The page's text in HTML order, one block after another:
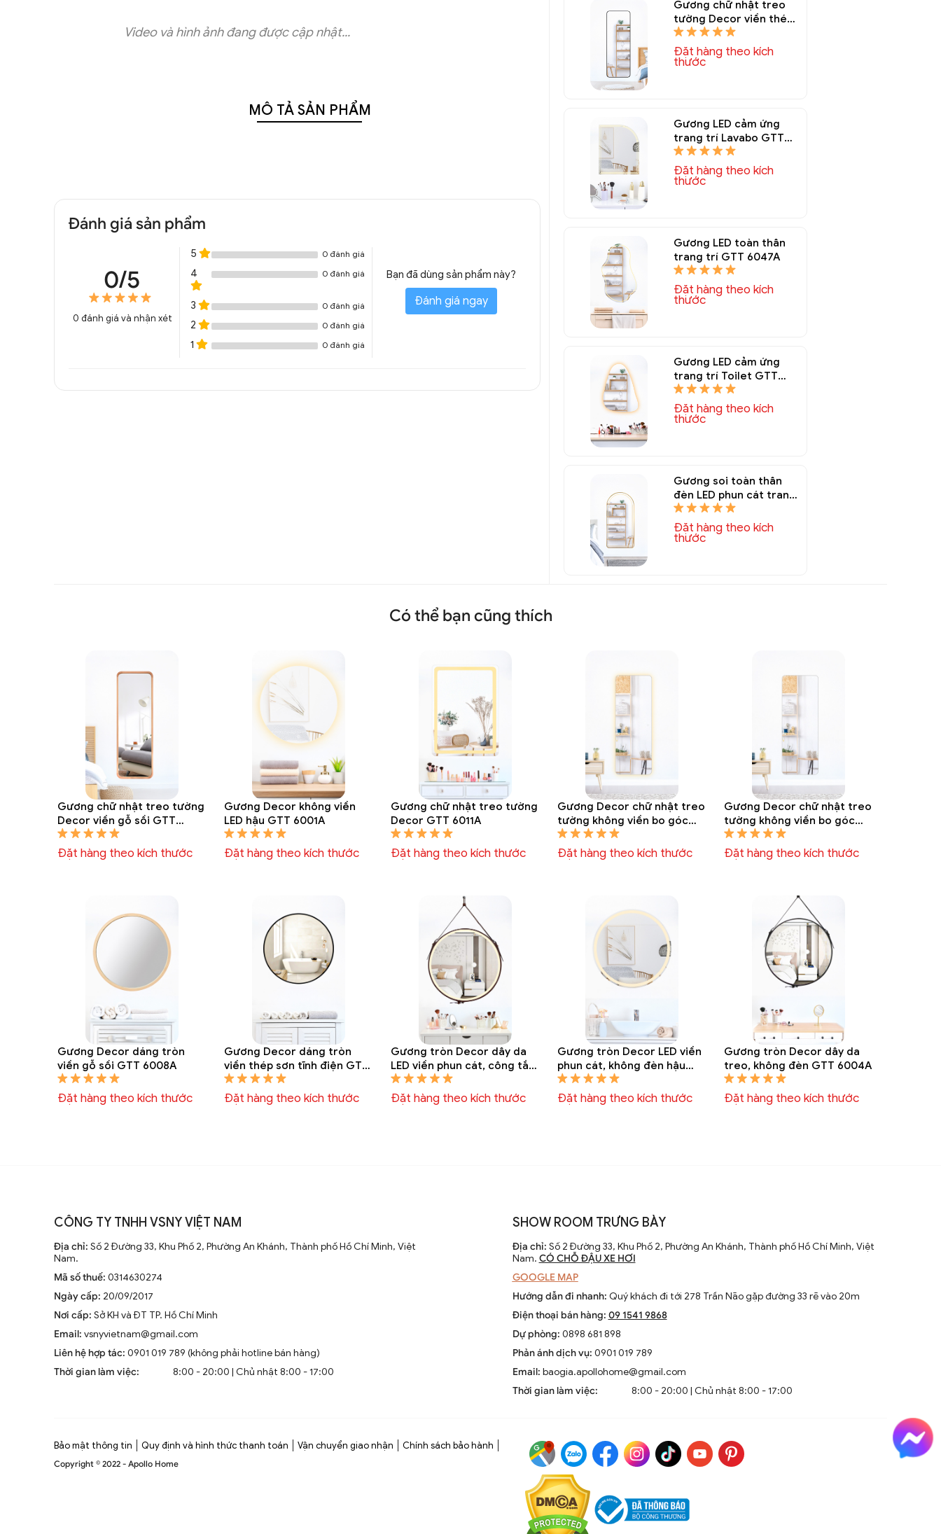
Video và hình ảnh đang được cập nhật...
MÔ TẢ SẢN PHẨM
Đánh giá sản phẩm
0/5
0 đánh giá và nhận xét
5 0 đánh giá
4 0 đánh giá
3 0 đánh giá
2 0 đánh giá
1 0 đánh giá
Bạn đã dùng sản phẩm này?
Đánh giá ngay
Gương chữ nhật treo
tường Decor viền thép
sơn tĩnh điện GTT
6013A
Đặt hàng theo kích
thước
Gương LED cảm ứng
trang trí Lavabo GTT
6050A
Đặt hàng theo kích
thước
Gương LED toàn thân
trang trí GTT 6047A
Đặt hàng theo kích
thước
Gương LED cảm ứng
trang trí Toilet GTT
6045A
Đặt hàng theo kích
thước
Gương soi toàn thân
đèn LED phun cát trang
trí GTT 6038A
Đặt hàng theo kích
thước
Có thể bạn cũng thích
Gương chữ nhật treo tường
Decor viền gỗ sồi GTT
6014A
Đặt hàng theo kích thước
Gương Decor không viền
LED hậu GTT 6001A
Đặt hàng theo kích thước
Gương chữ nhật treo tường
Decor GTT 6011A
Đặt hàng theo kích thước
Gương Decor chữ nhật treo
tường không viền bo góc
hắt sáng hậu GTT 6010A
Đặt hàng theo kích thước
Gương Decor chữ nhật treo
tường không viền bo góc
GTT 6009A
Đặt hàng theo kích thước
Gương Decor dáng tròn
viền gỗ sồi GTT 6008A
Đặt hàng theo kích thước
Gương Decor dáng tròn
viền thép sơn tĩnh điện GTT
6006A
Đặt hàng theo kích thước
Gương tròn Decor dây da
LED viền phun cát, công tắc
cảm ứng GTT 6005A
Đặt hàng theo kích thước
Gương tròn Decor LED viền
phun cát, không đèn hậu
GTT 6003A
Đặt hàng theo kích thước
Gương tròn Decor dây da
treo, không đèn GTT 6004A
Đặt hàng theo kích thước
CÔNG TY TNHH VSNY VIỆT NAM
Địa chỉ: Số 2 Đường 33, Khu Phố 2, Phường An Khánh, Thành phố Hồ Chí Minh, Việt
Nam.
Mã số thuế: 0314630274
Ngày cấp: 20/09/2017
Nơi cấp: Sở KH và ĐT TP. Hồ Chí Minh
Email: vsnyvietnam@gmail.com
Liên hệ hợp tác: 0901 019 789 (không phải hotline bán hàng)
Thời gian làm việc:
8:00 - 20:00 | Chủ nhật 8:00 - 17:00
SHOW ROOM TRƯNG BÀY
Địa chỉ: Số 2 Đường 33, Khu Phố 2, Phường An Khánh, Thành phố Hồ Chí Minh, Việt
Nam. CÓ CHỖ ĐẬU XE HƠI
GOOGLE MAP
Hướng dẫn đi nhanh: Quý khách đi tới 278 Trần Não gặp đường 33 rẽ vào 20m
Điện thoại bán hàng: 09 1541 9868
Dự phòng: 0898 681 898
Phản ánh dịch vụ: 0901 019 789
Email: baogia.apollohome@gmail.com
Thời gian làm việc:
8:00 - 20:00 | Chủ nhật 8:00 - 17:00
Bảo mật thông tin Quy định và hình thức thanh toán Vận chuyển giao nhận Chính sách bảo hành
Copyright © 2022 - Apollo Home